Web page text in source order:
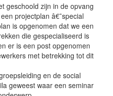
geschoold zijn in de opvang
projectplan â€˜special
is opgenomen dat we een
die gespecialiseerd is
er is een post opgenomen
met betrekking tot dit
en de social
geweest waar een seminar